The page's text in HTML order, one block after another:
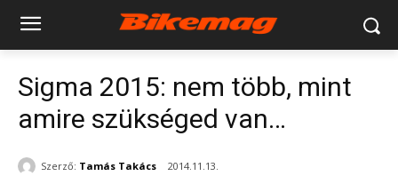
Sigma 2015: nem több, mint
amire szükséged van…
Szerző: Tamás Takács 2014.11.13.